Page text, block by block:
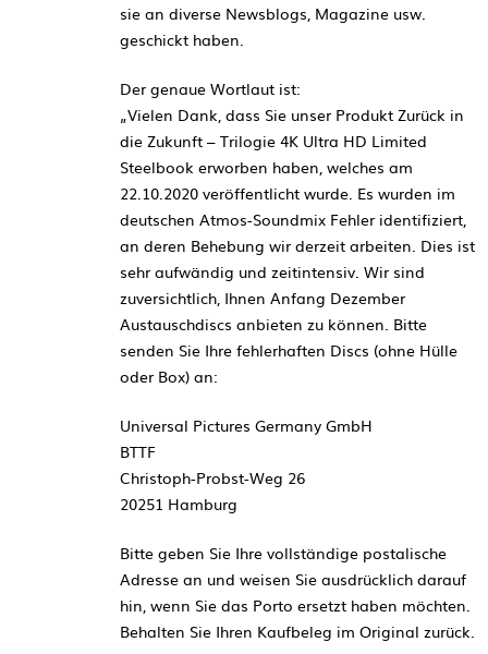
sie an diverse Newsblogs, Magazine usw.
geschickt haben.
Der genaue Wortlaut ist:
„Vielen Dank, dass Sie unser Produkt Zurück in
die Zukunft – Trilogie 4K Ultra HD Limited
Steelbook erworben haben, welches am
22.10.2020 veröffentlicht wurde. Es wurden im
deutschen Atmos-Soundmix Fehler identifiziert,
an deren Behebung wir derzeit arbeiten. Dies ist
sehr aufwändig und zeitintensiv. Wir sind
zuversichtlich, Ihnen Anfang Dezember
Austauschdiscs anbieten zu können. Bitte
senden Sie Ihre fehlerhaften Discs (ohne Hülle
oder Box) an:
Universal Pictures Germany GmbH
BTTF
Christoph-Probst-Weg 26
20251 Hamburg
Bitte geben Sie Ihre vollständige postalische
Adresse an und weisen Sie ausdrücklich darauf
hin, wenn Sie das Porto ersetzt haben möchten.
Behalten Sie Ihren Kaufbeleg im Original zurück.